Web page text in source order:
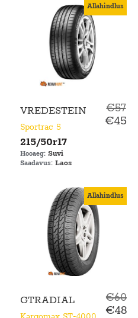
Allahindlus
VREDESTEIN
Sportrac 5
215/50r17
Hooaeg: Suvi
Saadavus: Laos
€57
€45
Allahindlus
GTRADIAL €60
€48